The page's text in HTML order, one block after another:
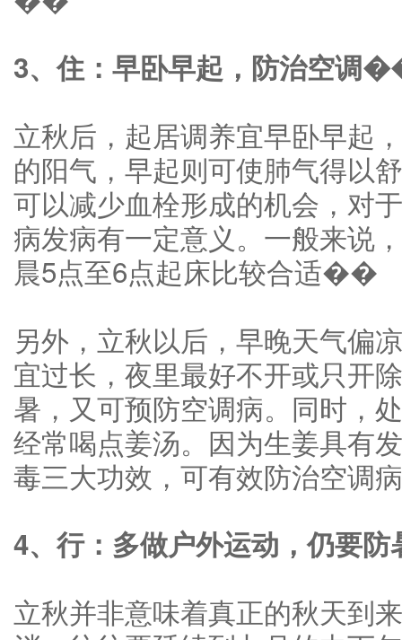
3、住：早卧早起，防治空调
立秋后，起居调养宜早卧早起
的阳气，早起则可使肺气得以
可以减少血栓形成的机会，对
病发病有一定意义。一般来
晨5点至6点起床比较合适��
另外，立秋以后，早晚天气偏
宜过长，夜里最好不开或只开
暑，又可预防空调病。同时，
经常喝点姜汤。因为生姜具有
毒三大功效，可有效防治空
4、行：多做户外运动，仍要防
立秋并非意味着真正的秋天到